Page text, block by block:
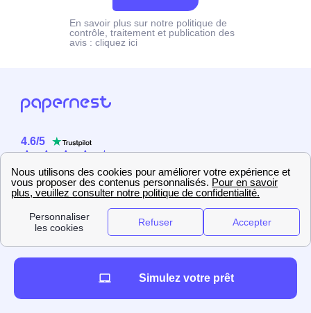
En savoir plus sur notre politique de
contrôle, traitement et publication des
avis : cliquez ici
4.6/5
2358 utilisateurs
Simulez votre prêt